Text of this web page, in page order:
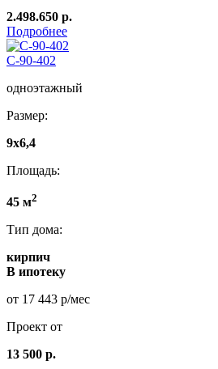
2.498.650 р.
Подробнее
С-90-402
одноэтажный
Размер:
9х6,4
Площадь:
45 м2
Тип дома:
кирпич
В ипотеку
от 17 443 р/мес
Проект от
13 500 р.